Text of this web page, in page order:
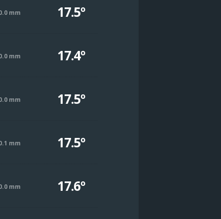
mm 17.5º
mm 17.4º
mm 17.5º
mm 17.5º
mm 17.6º